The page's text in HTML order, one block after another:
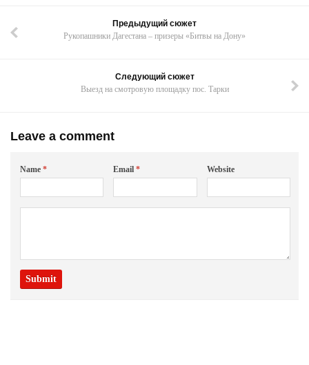
Предыдущий сюжет
Рукопашники Дагестана – призеры «Битвы на Дону»
Следующий сюжет
Выезд на смотровую площадку пос. Тарки
Leave a comment
Name * Email* Website